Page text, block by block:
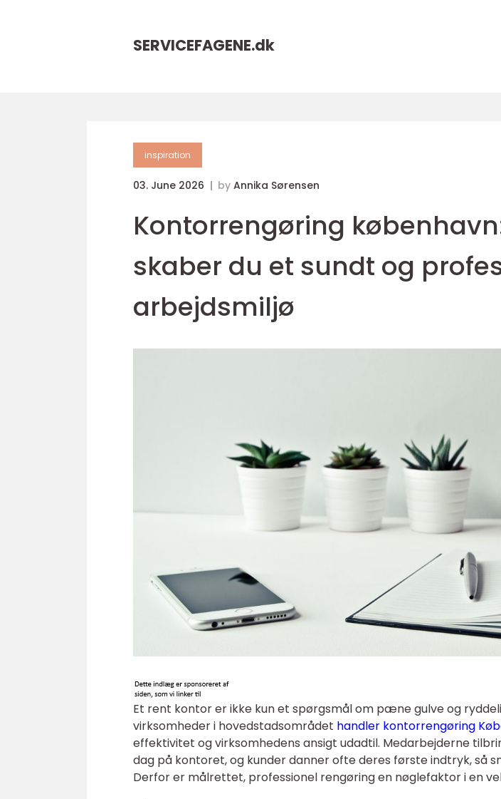
SERVICEFAGENE.dk
inspiration
03. June 2026 by Annika Sørensen
Kontorrengøring
skaber du et sundt og
arbejdsmiljø
Et rent kontor er ikke kun et spørgsmål om pæne gulve og
virksomheder i hovedstadsområdet handler kontorrengøring
effektivitet og virksomhedens ansigt udadtil. Medarbejderne
dag på kontoret, og kunder danner ofte deres første indtryk, så
Derfor er målrettet, professionel rengøring en nøglefaktor i en